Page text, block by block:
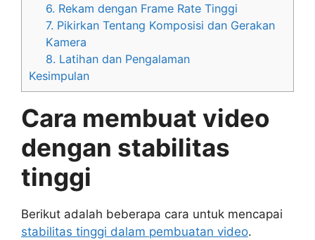
6. Rekam dengan Frame Rate Tinggi
7. Pikirkan Tentang Komposisi dan Gerakan
Kamera
8. Latihan dan Pengalaman
Kesimpulan
Cara membuat video
dengan stabilitas
tinggi
Berikut adalah beberapa cara untuk mencapai
stabilitas tinggi dalam pembuatan video.